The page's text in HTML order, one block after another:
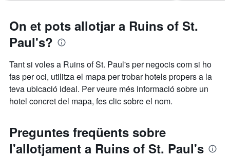
On et pots allotjar a Ruins of St.
Paul's?
Tant si voles a Ruins of St. Paul's per negocis com si ho
fas per oci, utilitza el mapa per trobar hotels propers a la
teva ubicació ideal. Per veure més informació sobre un
hotel concret del mapa, fes clic sobre el nom.
Preguntes freqüents sobre
l'allotjament a Ruins of St. Paul's